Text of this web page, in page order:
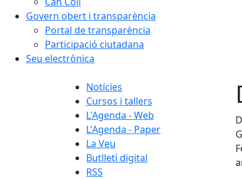
Govern obert i transparència
Portal de transparència
Participació ciutadana
Seu electrònica
Notícies
Cursos i tallers
L'Agenda - Web
L'Agenda - Paper
La Veu
Butlletí digital
RSS